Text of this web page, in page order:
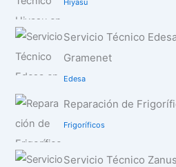
Servicio Técnico
Gramenet
Edesa
Reparación de
Frigoríficos
Servicio Técnico